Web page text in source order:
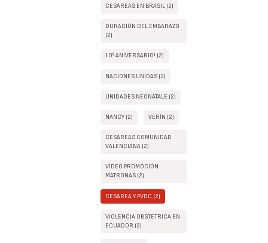
CESÁREAS EN BRASIL (2)
DURACIÓN DEL EMBARAZO
(2)
10º ANIVERSARIO! (2)
NACIONES UNIDAS (2)
UNIDADES NEONATALE (2)
NANCY (2) VERÍN (2)
CESÁREAS COMUNIDAD
VALENCIANA (2)
VÍDEO PROMOCIÓN
MATRONAS (2)
CESÁREA Y PVDC (2)
VIOLENCIA OBSTÉTRICA EN
ECUADOR (2)